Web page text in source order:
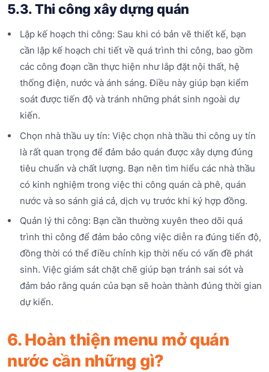
5.3. Thi công xây dựng quán
Lập kế hoạch thi công: Sau khi có bản vẽ thiết kế, bạn
cần lập kế hoạch chi tiết về quá trình thi công, bao gồm
các công đoạn cần thực hiện như lắp đặt nội thất, hệ
thống điện, nước và ánh sáng. Điều này giúp bạn kiểm
soát được tiến độ và tránh những phát sinh ngoài dự
kiến.
Chọn nhà thầu uy tín: Việc chọn nhà thầu thi công uy tín
là rất quan trọng để đảm bảo quán được xây dựng đúng
tiêu chuẩn và chất lượng. Bạn nên tìm hiểu các nhà thầu
có kinh nghiệm trong việc thi công quán cà phê, quán
nước và so sánh giá cả, dịch vụ trước khi ký hợp đồng.
Quản lý thi công: Bạn cần thường xuyên theo dõi quá
trình thi công để đảm bảo công việc diễn ra đúng tiến độ,
đồng thời có thể điều chỉnh kịp thời nếu có vấn đề phát
sinh. Việc giám sát chặt chẽ giúp bạn tránh sai sót và
đảm bảo rằng quán của bạn sẽ hoàn thành đúng thời gian
dự kiến.
6. Hoàn thiện menu mở quán
nước cần những gì?